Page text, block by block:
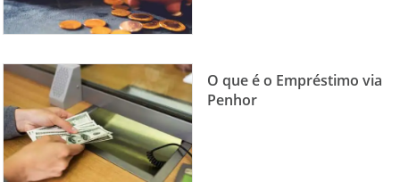
O que é o Empréstimo via
Penhor